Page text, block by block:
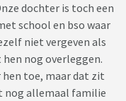
dochter is toch een
school en bso waar
niet vergeven als
nog overleggen.
hen toe, maar dat zit
nog allemaal familie